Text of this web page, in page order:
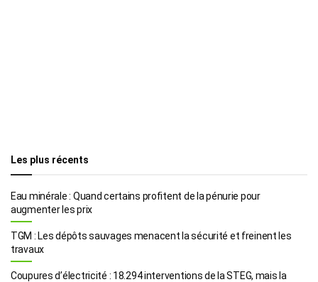
Les plus récents
Eau minérale : Quand certains profitent de la pénurie pour
augmenter les prix
TGM : Les dépôts sauvages menacent la sécurité et freinent les
travaux
Coupures d’électricité : 18.294 interventions de la STEG, mais la